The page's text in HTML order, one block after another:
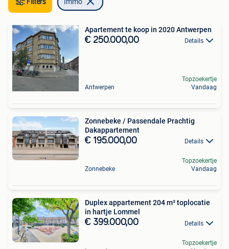
Apartement te koop in 2020 Antwerpen
€ 250.000,00 Details
Antwerpen
Topzoekertje
Vandaag
Zonnebeke / Passendale Prachtig
Dakappartement
€ 195.000,00 Details
Zonnebeke
Topzoekertje
Vandaag
Duplex appartement 204 m² toplocatie
in hartje Lommel
€ 399.000,00 Details
Topzoekertje